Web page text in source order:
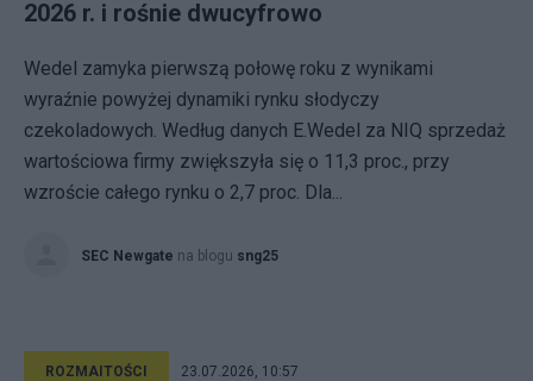
2026 r. i rośnie dwucyfrowo
Wedel zamyka pierwszą połowę roku z wynikami
wyraźnie powyżej dynamiki rynku słodyczy
czekoladowych. Według danych E.Wedel za NIQ sprzedaż
wartościowa firmy zwiększyła się o 11,3 proc., przy
wzroście całego rynku o 2,7 proc. Dla...
SEC Newgate na blogu sng25
ROZMAITOŚCI 23.07.2026, 10:57